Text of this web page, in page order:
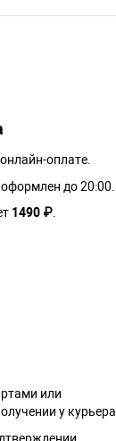
оплате.
до 20:00.
1490 ₽
или
у курьера.